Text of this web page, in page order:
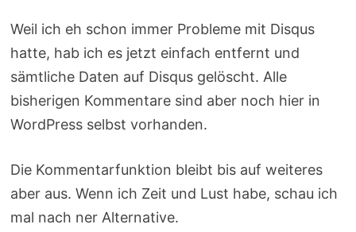
Weil ich eh schon immer Probleme mit Disqus
hatte, hab ich es jetzt einfach entfernt und
sämtliche Daten auf Disqus gelöscht. Alle
bisherigen Kommentare sind aber noch hier in
WordPress selbst vorhanden.
Die Kommentarfunktion bleibt bis auf weiteres
aber aus. Wenn ich Zeit und Lust habe, schau ich
mal nach ner Alternative.